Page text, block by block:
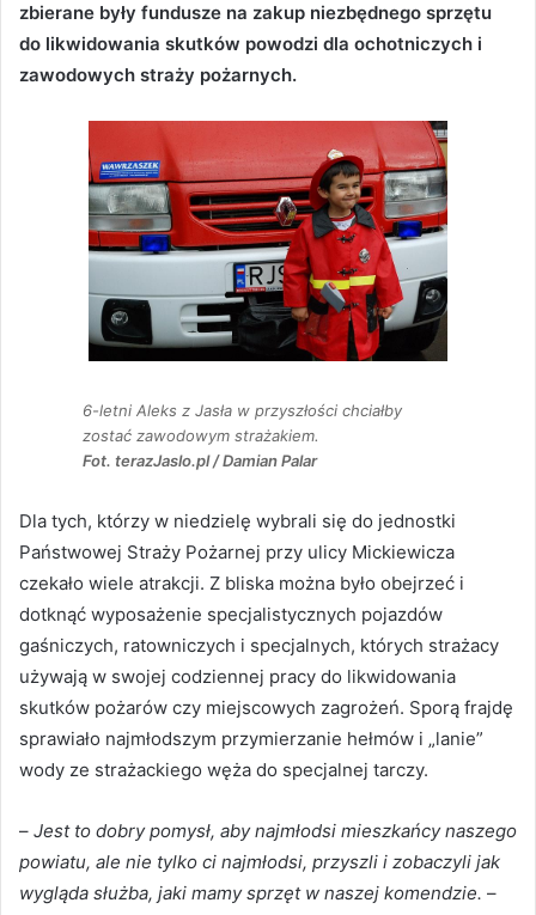
zbierane były fundusze na zakup niezbędnego sprzętu
do likwidowania skutków powodzi dla ochotniczych i
zawodowych straży pożarnych.
6-letni Aleks z Jasła w przyszłości chciałby
zostać zawodowym strażakiem.
Fot. terazJaslo.pl / Damian Palar
Dla tych, którzy w niedzielę wybrali się do jednostki
Państwowej Straży Pożarnej przy ulicy Mickiewicza
czekało wiele atrakcji. Z bliska można było obejrzeć i
dotknąć wyposażenie specjalistycznych pojazdów
gaśniczych, ratowniczych i specjalnych, których strażacy
używają w swojej codziennej pracy do likwidowania
skutków pożarów czy miejscowych zagrożeń. Sporą frajdę
sprawiało najmłodszym przymierzanie hełmów i „lanie”
wody ze strażackiego węża do specjalnej tarczy.
– Jest to dobry pomysł, aby najmłodsi mieszkańcy naszego
powiatu, ale nie tylko ci najmłodsi, przyszli i zobaczyli jak
wygląda służba, jaki mamy sprzęt w naszej komendzie. –